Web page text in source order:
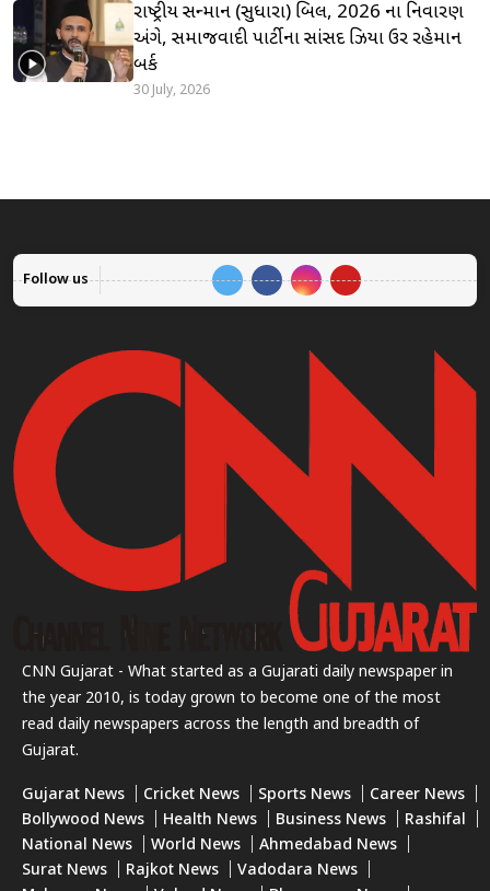
રાષ્ટ્રીય સન્માન (સુધારા) બિલ, 2026 ના નિવારણ
અંગે, સમાજવાદી પાર્ટીના સાંસદ ઝિયા ઉર રહેમાન
બર્ક
30 July, 2026
Follow us
CNN Gujarat - What started as a Gujarati daily newspaper in
the year 2010, is today grown to become one of the most
read daily newspapers across the length and breadth of
Gujarat.
Gujarat News Cricket News Sports News
Career News
Bollywood News
Health News Business News
Rashifal
National News
World News
Ahmedabad News
Surat News
Rajkot News
Vadodara News